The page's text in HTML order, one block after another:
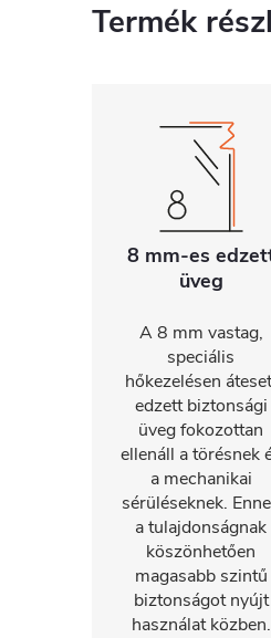
Termék
8 mm-es
üveg
A 8 mm vastag,
speciális
hőkezelésen
edzett biztonsági
üveg fokozottan
ellenáll a törésnek
a mechanikai
sérüléseknek.
a tulajdonságnak
köszönhetően
magasabb szintű
biztonságot nyújt
használat közben.